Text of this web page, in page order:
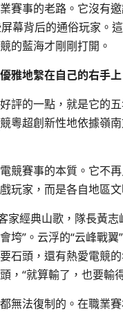
賽事的老路。它沒有
幕背后的通俗玩家。
的藍海才剛剛打開。
雅地繫在自己的右手
評的一點，就是它的
競粵超創新性地依據嶺
競賽事的本質。它不
玩家，而是各自地區文
家經典山歌，隊長黃
垮”。云浮的“云峰戰
石頭，還有熱愛電競
，“就算輸了，也要輸
無法復制的。在職業